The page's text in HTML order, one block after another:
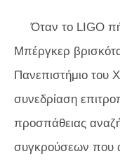
Όταν το LIGO
Μπέργκερ
Πανεπιστήμιο του
συνεδρίαση
προσπάθειας
συγκρούσεων που